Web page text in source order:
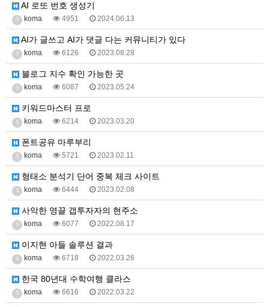
AI 로또 번호 생성기
5 koma 4951 2024.06.13
AI가 글쓰고 AI가 댓글 다는 커뮤니티가 있다
5 koma 6126 2023.08.28
블로그 지수 확인 가능한 곳
5 koma 6087 2023.05.24
키워드마스터 프로
5 koma 6214 2023.03.20
폰트공유 마루부리
5 koma 5721 2023.02.11
형태소 분석기 단어 중복 체크 사이트
5 koma 6444 2023.02.08
사악한 영끌 갭투자자의 현주소
5 koma 6077 2022.08.17
이지현 아들 솔루션 결과
5 koma 6718 2022.03.26
한국 80년대 수학여행 클라스
5 koma 6616 2022.03.22